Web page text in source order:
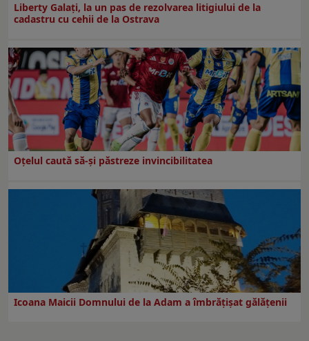
Liberty Galați, la un pas de rezolvarea litigiului de la
cadastru cu cehii de la Ostrava
Oțelul caută să-și păstreze invincibilitatea
Icoana Maicii Domnului de la Adam a îmbrățișat gălățenii